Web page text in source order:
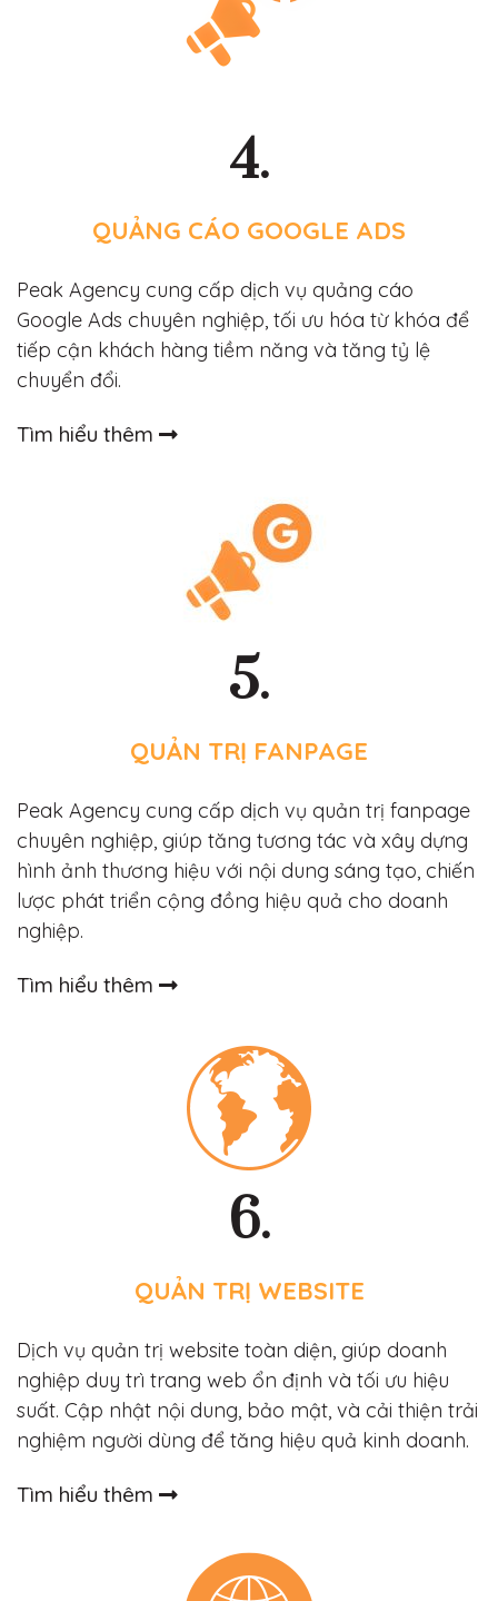
4.
QUẢNG CÁO GOOGLE ADS
Peak Agency cung cấp dịch vụ quảng cáo
Google Ads chuyên nghiệp, tối ưu hóa từ khóa để
tiếp cận khách hàng tiềm năng và tăng tỷ lệ
chuyển đổi.
Tìm hiểu thêm
5.
QUẢN TRỊ FANPAGE
Peak Agency cung cấp dịch vụ quản trị fanpage
chuyên nghiệp, giúp tăng tương tác và xây dựng
hình ảnh thương hiệu với nội dung sáng tạo, chiến
lược phát triển cộng đồng hiệu quả cho doanh
nghiệp.
Tìm hiểu thêm
6.
QUẢN TRỊ WEBSITE
Dịch vụ quản trị website toàn diện, giúp doanh
nghiệp duy trì trang web ổn định và tối ưu hiệu
suất. Cập nhật nội dung, bảo mật, và cải thiện trải
nghiệm người dùng để tăng hiệu quả kinh doanh.
Tìm hiểu thêm